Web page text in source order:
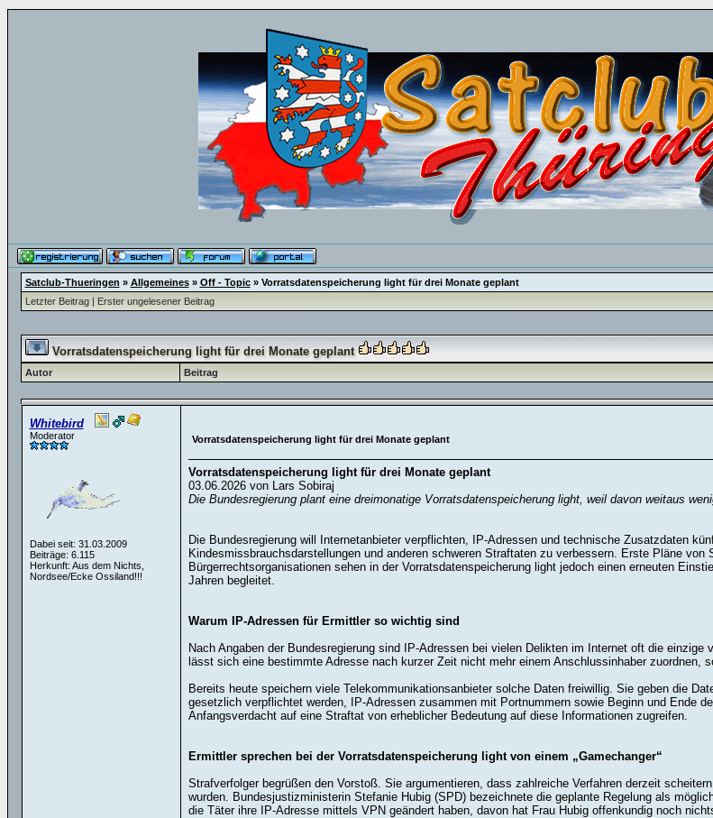
Satclub-Thueringen » Allgemeines» Off - Topic» Vorratsdatenspeicherung light für drei Monate geplant
Letzter Beitrag| Erster ungelesener Beitrag
Vorratsdatenspeicherung light für drei Monate geplant
Autor Beitrag
Whitebird
Moderator
Dabei seit: 31.03.2009
Beiträge: 6.115
Herkunft: Aus dem Nichts,
Nordsee/Ecke Ossiland!!!
Vorratsdatenspeicherung light für drei Monate geplant
Vorratsdatenspeicherung light für drei Monate geplant
03.06.2026 von Lars Sobiraj
Die Bundesregierung plant eine dreimonatige Vorratsdatenspeicherung light, weil davon weitaus
Die Bundesregierung will Internetanbieter verpflichten, IP-Adressen und technische Zusatzdaten
Kindesmissbrauchsdarstellungen und anderen schweren Straftaten zu verbessern. Erste Pläne
Bürgerrechtsorganisationen sehen in der Vorratsdatenspeicherung light jedoch einen erneuten
Jahren begleitet.
Warum IP-Adressen für Ermittler so wichtig sind
Nach Angaben der Bundesregierung sind IP-Adressen bei vielen Delikten im Internet oft die
lässt sich eine bestimmte Adresse nach kurzer Zeit nicht mehr einem Anschlussinhaber zuordnen,
Bereits heute speichern viele Telekommunikationsanbieter solche Daten freiwillig. Sie geben die
gesetzlich verpflichtet werden, IP-Adressen zusammen mit Portnummern sowie Beginn und Ende
Anfangsverdacht auf eine Straftat von erheblicher Bedeutung auf diese Informationen zugreifen.
Ermittler sprechen bei der Vorratsdatenspeicherung light von einem „Gamechanger“
Strafverfolger begrüßen den Vorstoß. Sie argumentieren, dass zahlreiche Verfahren derzeit
wurden. Bundesjustizministerin Stefanie Hubig (SPD) bezeichnete die geplante Regelung als
die Täter ihre IP-Adresse mittels VPN geändert haben, davon hat Frau Hubig offenkundig noch